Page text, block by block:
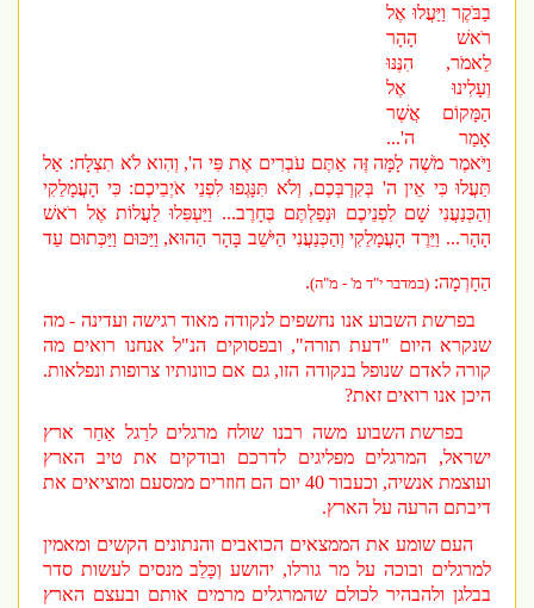
בַבֹּקֶר וַיַּעֲלוּ אֶל
רֹאשׁ הָהָר
לֵאמֹר, הִנֶּנּוּ
וְעָלִינוּ אֶל
הַמָּקוֹם אֲשֶׁר
אָמַר ה'...
וַיֹּאמֶר מֹשֶׁה לָמָּה זֶּה אַתֶּם עֹבְרִים אֶת פִּי ה', וְהִוא לֹא תִצְלָח: אַל
תַּעֲלוּ כִּי אֵין ה' בְּקִרְבְּכֶם, וְלֹא תִּנָּגְפוּ לִפְנֵי אֹיְבֵיכֶם: כִּי הָעֲמָלֵקִי
וְהַכְּנַעֲנִי שָׁם לִפְנֵיכֶם וּנְפַלְתֶּם בֶּחָרֶב... וַיַּעְפִּלוּ לַעֲלוֹת אֶל רֹאשׁ
הָהָר... וַיֵּרֶד הָעֲמָלֵקִי וְהַכְּנַעֲנִי הַיֹּשֵׁב בָּהָר הַהוּא, וַיַּכּוּם וַיַּכְּתוּם עַד
הַחָרְמָה:(במדבר י"ד מ' - מ"ה).
בפרשת השבוע אנו נחשפים לנקודה מאוד רגישה ועדינה - מה
שנקרא היום "דעת תורה", ובפסוקים הנ"ל אנחנו רואים מה
קורה לאדם שנופל בנקודה הזו, גם אם כוונותיו צרופות ונפלאות.
היכן אנו רואים זאת?
בפרשת השבוע משה רבנו שולח מרגלים לרַגל אַחַר ארץ
ישראל, המרגלים מפליגים לדרכם ובודקים את טיב הארץ
ועוצמת אנשיה, וכעבור 40 יום הם חוזרים ממסעם ומוציאים את
דיבתם הרעה על הארץ.
העם שומע את הממצאים הכואבים והנתונים הקשים ומאמין
למרגלים ובוכה על מר גורלו, יהושע וְכָּלֵב מנסים לעשות סדר
בבלגן ולהבהיר לכולם שהמרגלים מרמים אותם ובעצם הארץ